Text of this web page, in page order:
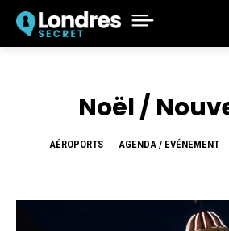
Noël /
AÉROPORTS AGENDA / EVÉNEMENT